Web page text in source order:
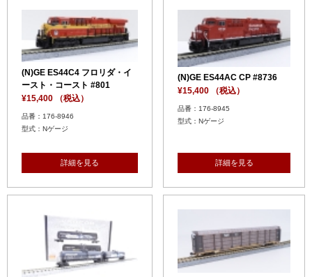
(N)GE ES44C4 フロリダ・イ
ースト・コースト #801
¥15,400 （税込）
品番：176-8946
型式：Nゲージ
詳細を見る
(N)GE ES44AC CP #8736
¥15,400 （税込）
品番：176-8945
型式：Nゲージ
詳細を見る